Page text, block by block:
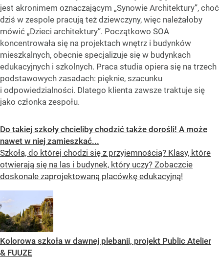
jest akronimem oznaczającym „Synowie Architektury”, choć
dziś w zespole pracują też dziewczyny, więc należałoby
mówić „Dzieci architektury”. Początkowo SOA
koncentrowała się na projektach wnętrz i budynków
mieszkalnych, obecnie specjalizuje się w budynkach
edukacyjnych i szkolnych. Praca studia opiera się na trzech
podstawowych zasadach: pięknie, szacunku
i odpowiedzialności. Dlatego klienta zawsze traktuje się
jako członka zespołu.
Do takiej szkoły chcieliby chodzić także dorośli! A może
nawet w niej zamieszkać...
Szkoła, do której chodzi się z przyjemnością? Klasy, które
otwierają się na las i budynek, który uczy? Zobaczcie
doskonale zaprojektowaną placówkę edukacyjną!
Kolorowa szkoła w dawnej plebanii, projekt Public Atelier
& FUUZE